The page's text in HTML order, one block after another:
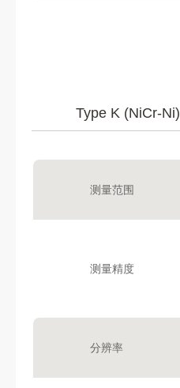
Type K (NiCr-Ni)
测量范围
测量精度
分辨率